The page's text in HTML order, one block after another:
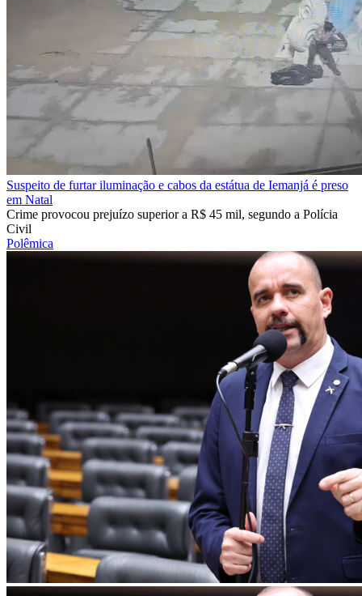
Suspeito de furtar iluminação e cabos da estátua de Iemanjá é preso
em Natal
Crime provocou prejuízo superior a R$ 45 mil, segundo a Polícia
Civil
Polêmica